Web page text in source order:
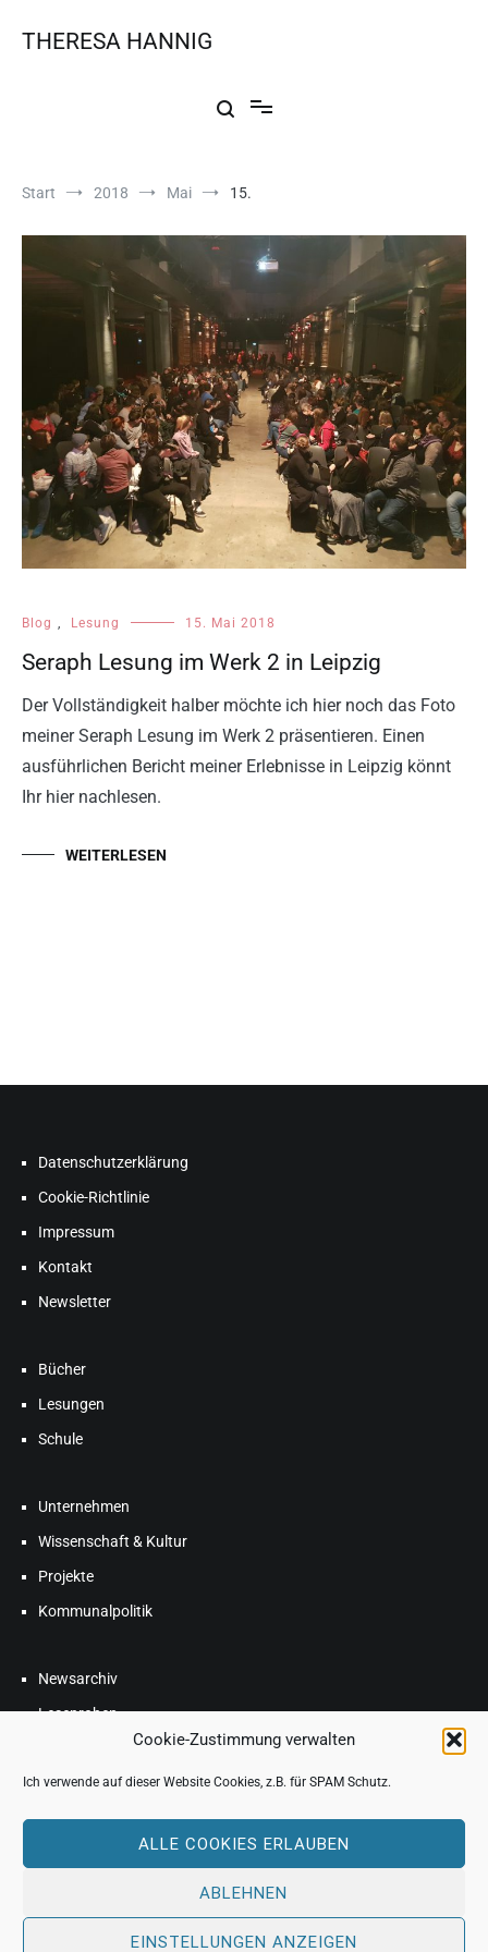
Cookie-Zustimmung verwalten
Ich verwende auf dieser Website Cookies, z.B. für SPAM Schutz.
ALLE COOKIES ERLAUBEN
ABLEHNEN
EINSTELLUNGEN ANZEIGEN
THERESA HANNIG
Start 2018 Mai 15.
Blog , Lesung 15. Mai 2018
Seraph Lesung im Werk 2 in Leipzig
Der Vollständigkeit halber möchte ich hier noch das Foto
meiner Seraph Lesung im Werk 2 präsentieren. Einen
ausführlichen Bericht meiner Erlebnisse in Leipzig könnt
Ihr hier nachlesen.
WEITERLESEN
Datenschutzerklärung
Cookie-Richtlinie
Impressum
Kontakt
Newsletter
Bücher
Lesungen
Schule
Unternehmen
Wissenschaft & Kultur
Projekte
Kommunalpolitik
Newsarchiv
Leseproben
FAQ
Copyright © 2026THERESA HANNIG . All rights reserved. Theme: